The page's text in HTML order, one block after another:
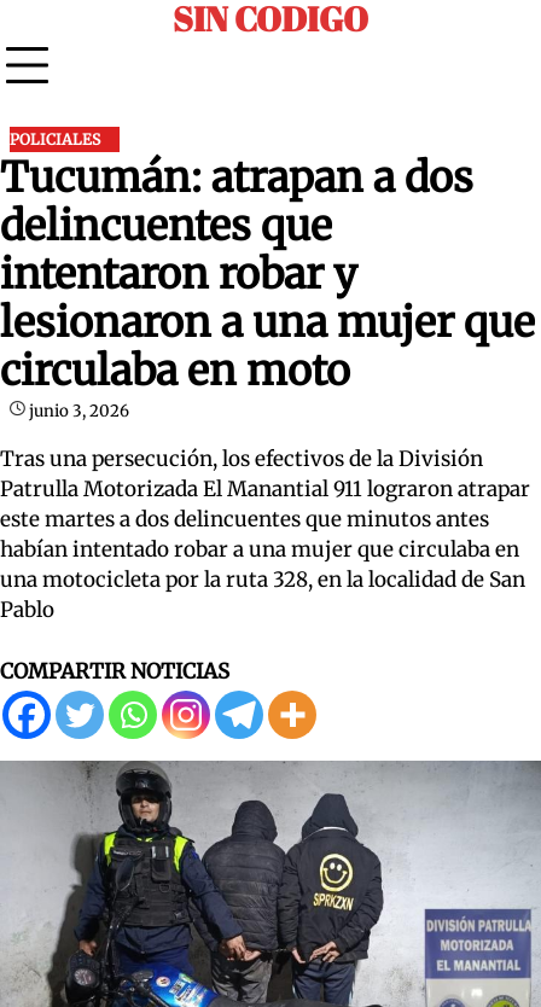
to
content
SIN CODIGO
POLICIALES
Tucumán: atrapan a dos
delincuentes que
intentaron robar y
lesionaron a una mujer que
circulaba en moto
junio 3, 2026
Tras una persecución, los efectivos de la División
Patrulla Motorizada El Manantial 911 lograron atrapar
este martes a dos delincuentes que minutos antes
habían intentado robar a una mujer que circulaba en
una motocicleta por la ruta 328, en la localidad de San
Pablo
COMPARTIR NOTICIAS